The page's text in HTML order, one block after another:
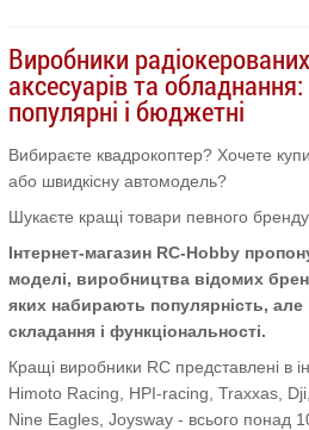
Виробники
аксесуарів та
популярні і бюджетні
Вибираєте квадрокоптер? Хочете
або швидкісну автомодель?
Шукаєте кращі товари певного
Інтернет-магазин RC-Hobby
моделі, виробництва відомих
яких набирають популярність, але
складання і функціональності.
Кращі виробники RC представлені в
Himoto Racing, HPI-racing, Traxxas,
Nine Eagles, Joysway - всього понад